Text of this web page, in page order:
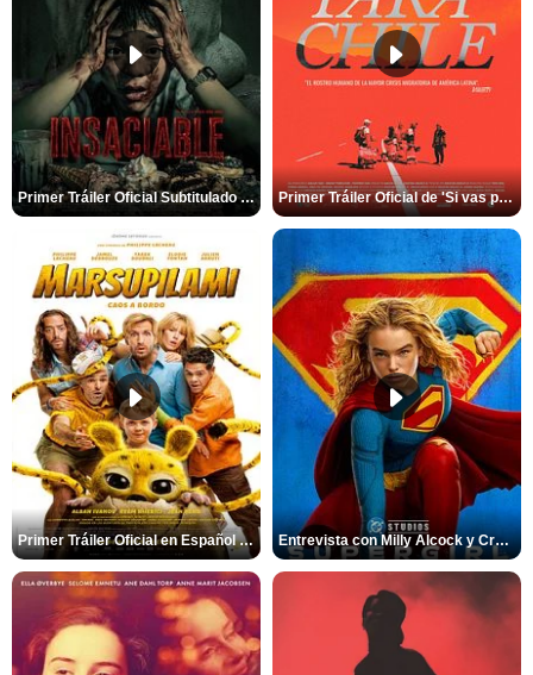
Primer Tráiler Oficial Subtitulado de 'Insaciable' Primer Tráiler Oficial de 'Si vas para Chile'
Primer Tráiler Oficial en Español de 'Marsupilami: Caos a Bordo' Entrevista con Milly Alcock y Craig Gillespie por 'Supergirl'